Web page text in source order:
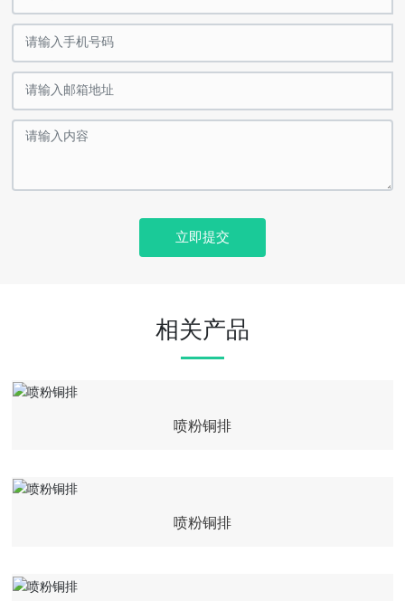
立即提交
相关产品
喷粉铜排
喷粉铜排